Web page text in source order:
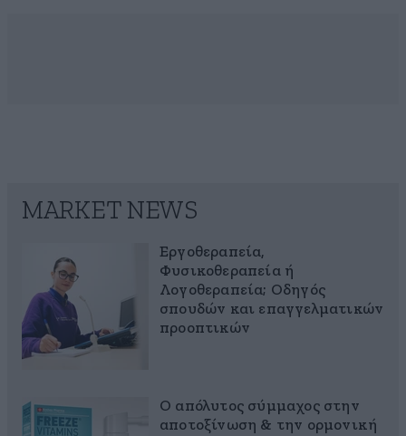
MARKET NEWS
Εργοθεραπεία,
Φυσικοθεραπεία ή
Λογοθεραπεία; Οδηγός
σπουδών και επαγγελματικών
προοπτικών
Ο απόλυτος σύμμαχος στην
αποτοξίνωση & την ορμονική